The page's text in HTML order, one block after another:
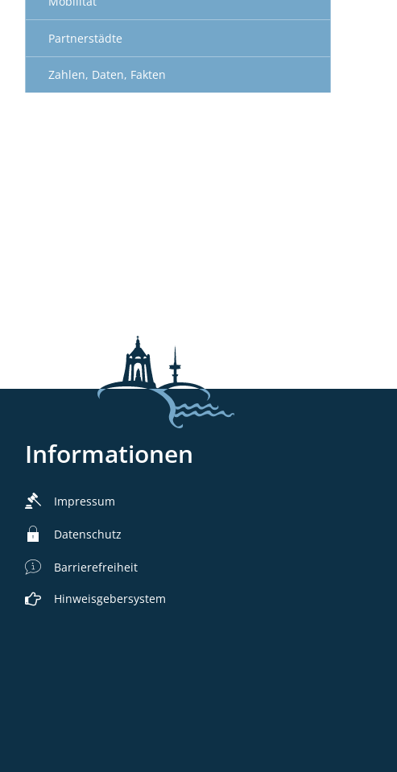
Partnerstädte
Zahlen, Daten, Fakten
Informationen
Impressum
Datenschutz
Barrierefreiheit
Hinweisgebersystem